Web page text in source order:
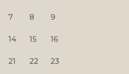
7 8 9
14 15 16
21 22 23